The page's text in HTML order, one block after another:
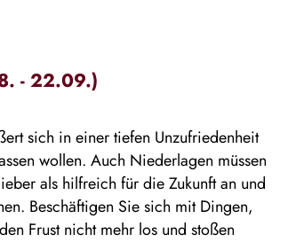
- 22.09.)
sich in einer tiefen Unzufriedenheit
wollen. Auch Niederlagen müssen
als hilfreich für die Zukunft an und
Beschäftigen Sie sich mit Dingen,
Frust nicht mehr los und stoßen